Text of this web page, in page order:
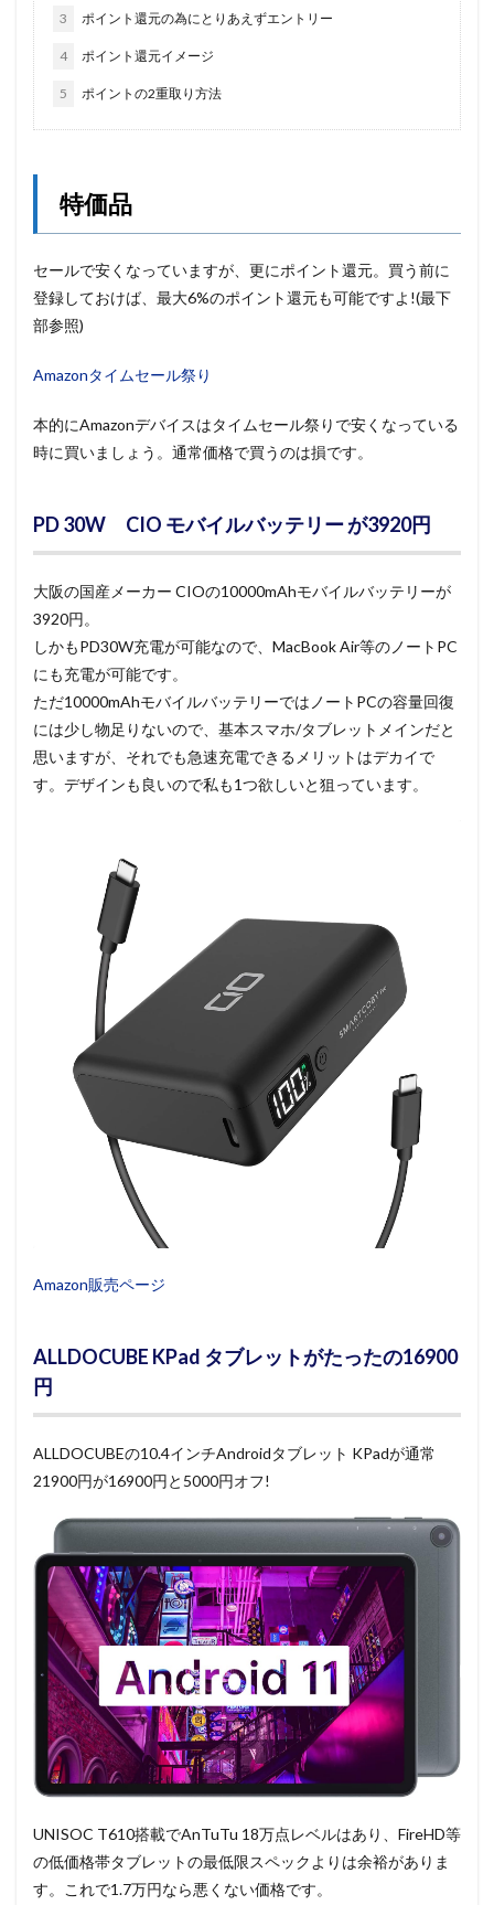
3 ポイント還元の為にとりあえずエントリー
4 ポイント還元イメージ
5 ポイントの2重取り方法
特価品
セールで安くなっていますが、更にポイント還元。買う前に
登録しておけば、最大6%のポイント還元も可能ですよ!(最下
部参照)
Amazonタイムセール祭り
本的にAmazonデバイスはタイムセール祭りで安くなっている
時に買いましょう。通常価格で買うのは損です。
PD 30W CIO モバイルバッテリー が3920円
大阪の国産メーカー CIOの10000mAhモバイルバッテリーが
3920円。
しかもPD30W充電が可能なので、MacBook Air等のノートPC
にも充電が可能です。
ただ10000mAhモバイルバッテリーではノートPCの容量回復
には少し物足りないので、基本スマホ/タブレットメインだと
思いますが、それでも急速充電できるメリットはデカイで
す。デザインも良いので私も1つ欲しいと狙っています。
Amazon販売ページ
ALLDOCUBE KPad タブレットがたったの16900
円
ALLDOCUBEの10.4インチAndroidタブレット KPadが通常
21900円が16900円と5000円オフ!
UNISOC T610搭載でAnTuTu 18万点レベルはあり、FireHD等
の低価格帯タブレットの最低限スペックよりは余裕がありま
す。これで1.7万円なら悪くない価格です。